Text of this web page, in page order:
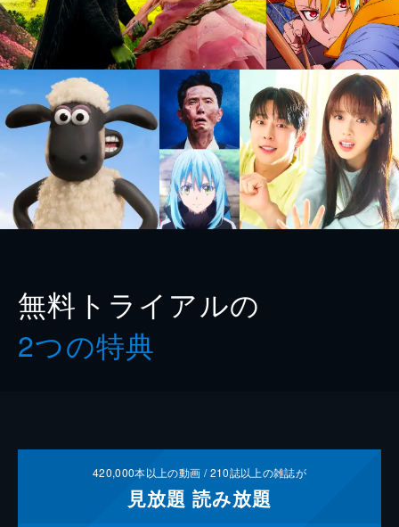
無料トライアルの
2つの特典
420,000本以上の動画 /210誌以上の雑誌が
見放題 読み放題